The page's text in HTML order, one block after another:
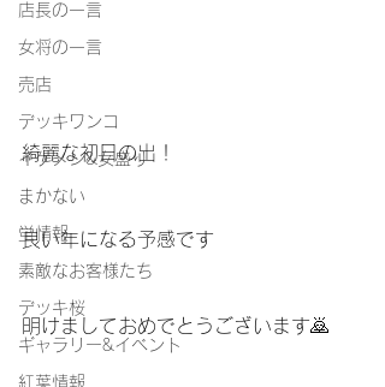
店長の一言
女将の一言
売店
デッキワンコ
イケメン&女盛り
まかない
蛍情報
素敵なお客様たち
デッキ桜
ギャラリー&イベント
紅葉情報
綺麗な初日の出！
良い年になる予感です
明けましておめでとうございます🙇